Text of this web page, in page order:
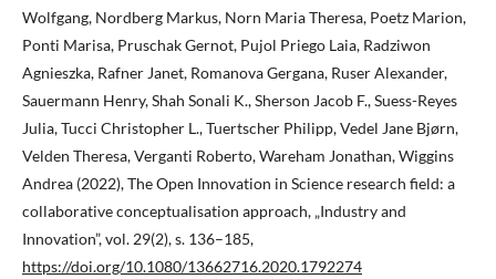
Wolfgang, Nordberg Markus, Norn Maria Theresa, Poetz Marion,
Ponti Marisa, Pruschak Gernot, Pujol Priego Laia, Radziwon
Agnieszka, Rafner Janet, Romanova Gergana, Ruser Alexander,
Sauermann Henry, Shah Sonali K., Sherson Jacob F., Suess-Reyes
Julia, Tucci Christopher L., Tuertscher Philipp, Vedel Jane Bjørn,
Velden Theresa, Verganti Roberto, Wareham Jonathan, Wiggins
Andrea (2022), The Open Innovation in Science research field: a
collaborative conceptualisation approach, „Industry and
Innovation”, vol. 29(2), s. 136–185,
https://doi.org/10.1080/13662716.2020.1792274